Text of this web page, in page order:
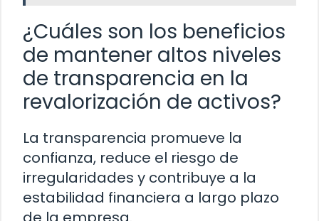
¿Cuáles son los beneficios
de mantener altos niveles
de transparencia en la
revalorización de activos?
La transparencia promueve la
confianza, reduce el riesgo de
irregularidades y contribuye a la
estabilidad financiera a largo plazo